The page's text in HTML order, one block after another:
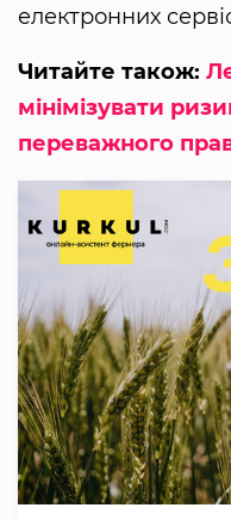
електронних
Читайте також:
мінімізувати
переважного